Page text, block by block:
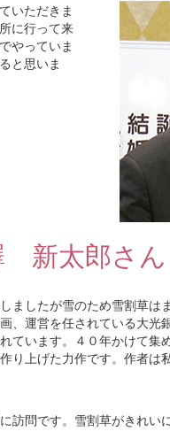
いただきま
に行って来
やっていま
と思いま
新太郎さん
ましたが雪のため雪割草は
、運営を任されている大光
ています。４０年かけて集
り上げた力作です。作者は
訪問です。雪割草がきれい